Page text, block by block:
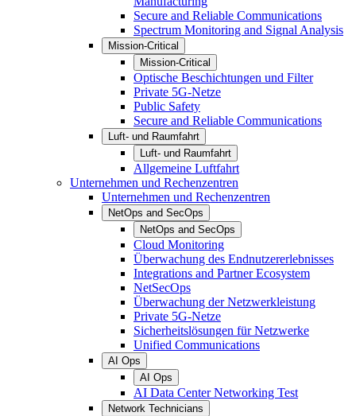
Secure and Reliable Communications
Spectrum Monitoring and Signal Analysis
Mission-Critical
Mission-Critical
Optische Beschichtungen und Filter
Private 5G-Netze
Public Safety
Secure and Reliable Communications
Luft- und Raumfahrt
Luft- und Raumfahrt
Allgemeine Luftfahrt
Unternehmen und Rechenzentren
Unternehmen und Rechenzentren
NetOps and SecOps
NetOps and SecOps
Cloud Monitoring
Überwachung des Endnutzererlebnisses
Integrations and Partner Ecosystem
NetSecOps
Überwachung der Netzwerkleistung
Private 5G-Netze
Sicherheitslösungen für Netzwerke
Unified Communications
AI Ops
AI Ops
AI Data Center Networking Test
Network Technicians